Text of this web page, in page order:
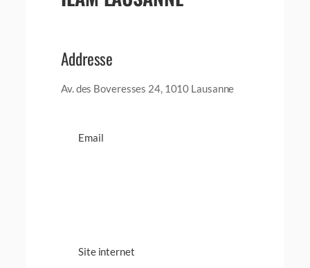
Addresse
Av. des Boveresses 24, 1010 Lausanne
Email
Site internet